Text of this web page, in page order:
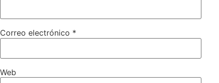
Correo electrónico *
Web